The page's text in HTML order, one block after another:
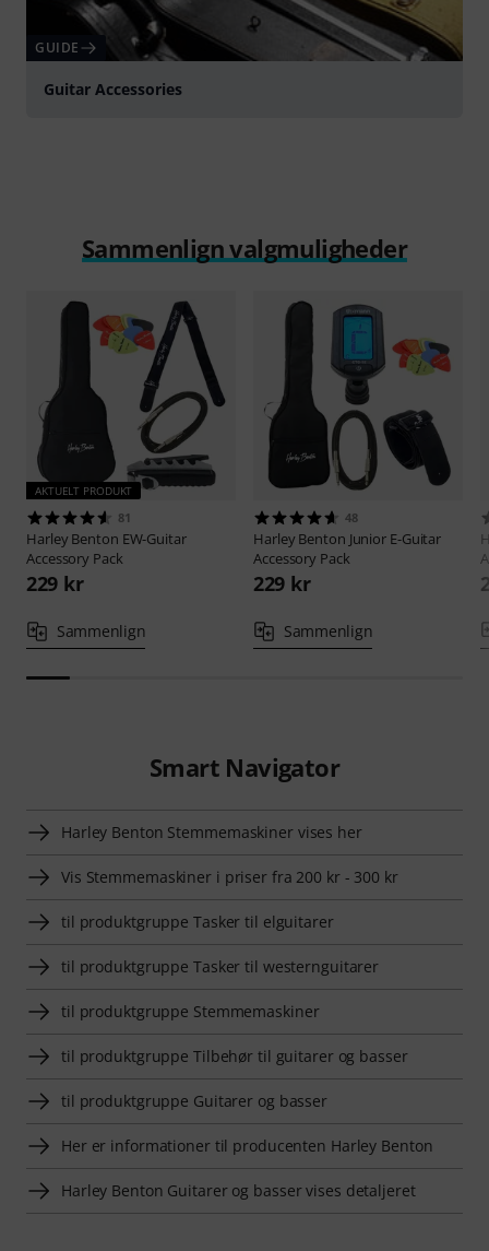
GUIDE
Guitar Accessories
Sammenlign valgmuligheder
AKTUELT PRODUKT
81
Harley Benton EW-Guitar
Accessory Pack
229 kr
Sammenlign
48
Harley Benton Junior E-Guitar
Accessory Pack
229 kr
Sammenlign
Smart Navigator
Harley Benton Stemmemaskiner vises her
Vis Stemmemaskiner i priser fra 200 kr - 300 kr
til produktgruppe Tasker til elguitarer
til produktgruppe Tasker til westernguitarer
til produktgruppe Stemmemaskiner
til produktgruppe Tilbehør til guitarer og basser
til produktgruppe Guitarer og basser
Her er informationer til producenten Harley Benton
Harley Benton Guitarer og basser vises detaljeret